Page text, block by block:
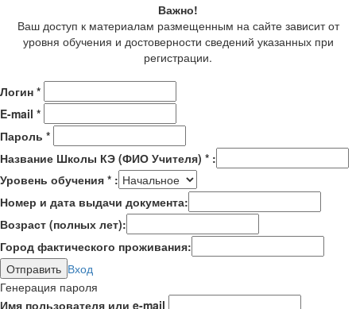
Важно!
Ваш доступ к материалам размещенным на сайте зависит от
уровня обучения и достоверности сведений указанных при
регистрации.
Логин *
E-mail *
Пароль *
Название Школы КЭ (ФИО Учителя) * :
Уровень обучения * :
Номер и дата выдачи документа:
Возраст (полных лет):
Город фактического проживания:
Вход
Генерация пароля
Имя пользователя или e-mail